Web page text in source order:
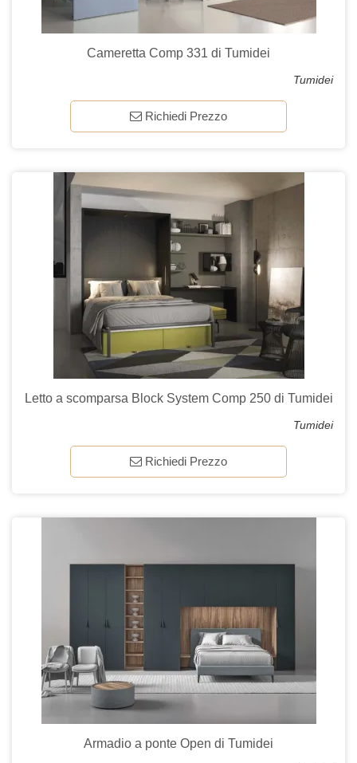
Cameretta Comp 331 di Tumidei
Tumidei
Richiedi Prezzo
Letto a scomparsa Block System Comp 250 di Tumidei
Tumidei
Richiedi Prezzo
Armadio a ponte Open di Tumidei